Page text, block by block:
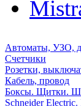
Автоматы, УЗО,
Счетчики
Розетки,
Кабель, провод
Боксы. Щитки.
Schneider